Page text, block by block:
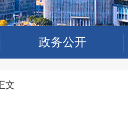
政务公开
文